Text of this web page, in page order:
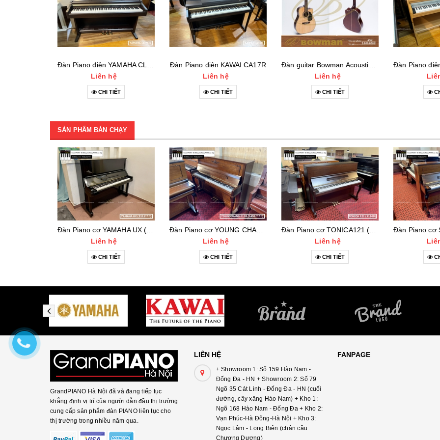
Liên hệ
CHI TIẾT
Đàn Piano điện KAWAI CA17R
Liên hệ
CHI TIẾT
Liên hệ
CHI TIẾT
SẢN PHẨM BÁN CHẠY
Liên hệ
CHI TIẾT
Liên hệ
CHI TIẾT
Liên hệ
CHI TIẾT
GrandPIANO Hà Nội đã và đang tiếp tục
khẳng định vị trí của người dẫn đầu thị trường
cung cấp sản phẩm đàn PIANO liên tục cho
thị trường trong nhiều năm qua.
LIÊN HỆ
+ Showroom 1: Số 159 Hào Nam -
Đống Đa - HN + Showroom 2: Số 79
Ngõ 35 Cát Linh - Đống Đa - HN (cuối
đường, cây xăng Hào Nam) + Kho 1:
Ngõ 168 Hào Nam - Đống Đa + Kho 2:
Vạn Phúc-Hà Đông-Hà Nội + Kho 3:
Ngọc Lâm - Long Biên (chân cầu
Chương Dương)
FANPAGE